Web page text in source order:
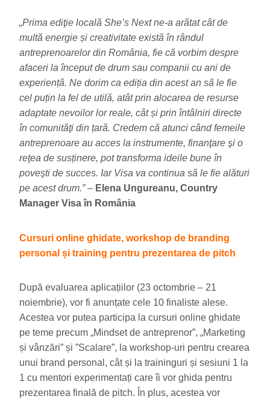
„Prima ediţie locală She’s Next ne-a arătat cât de
multă energie și creativitate există în rândul
antreprenoarelor din România, fie că vorbim despre
afaceri la început de drum sau companii cu ani de
experiență. Ne dorim ca ediția din acest an să le fie
cel puțin la fel de utilă, atât prin alocarea de resurse
adaptate nevoilor lor reale, cât și prin întâlniri directe
în comunităţi din țară. Credem că atunci când femeile
antreprenoare au acces la instrumente, finanţare şi o
reţea de susținere, pot transforma ideile bune în
poveşti de succes. Iar Visa va continua să le fie alături
pe acest drum.” – Elena Ungureanu, Country
Manager Visa în România
Cursuri online ghidate, workshop de branding
personal și training pentru prezentarea de pitch
După evaluarea aplicațiilor (23 octombrie – 21
noiembrie), vor fi anunțate cele 10 finaliste alese.
Acestea vor putea participa la cursuri online ghidate
pe teme precum „Mindset de antreprenor”, „Marketing
și vânzări” și ”Scalare”, la workshop-uri pentru crearea
unui brand personal, cât și la traininguri și sesiuni 1 la
1 cu mentori experimentați care îi vor ghida pentru
prezentarea finală de pitch. În plus, acestea vor